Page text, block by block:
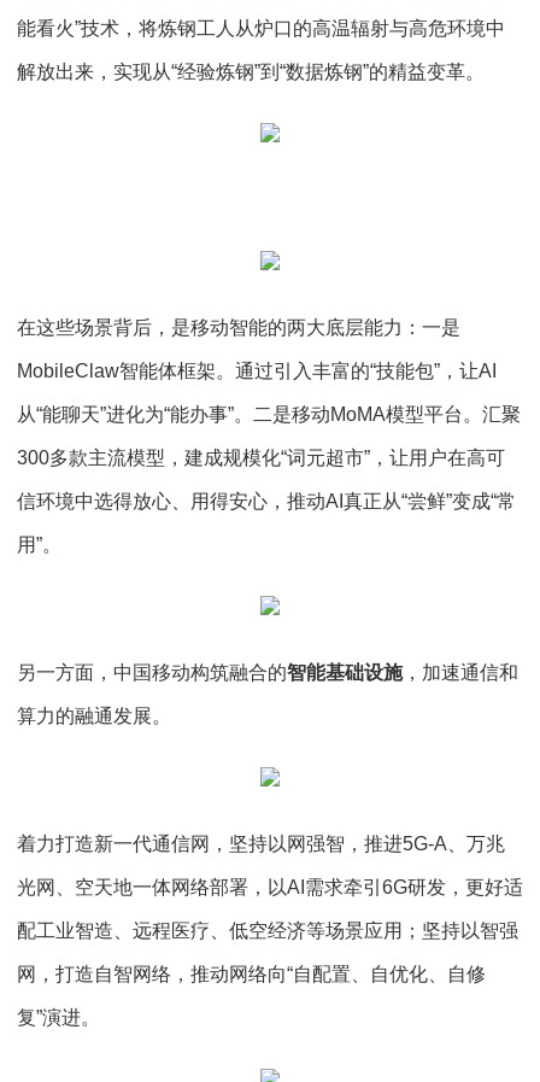
能看火”技术，将炼钢工人从炉口的高温辐射与高危环境中
解放出来，实现从“经验炼钢”到“数据炼钢”的精益变革。
在这些场景背后，是移动智能的两大底层能力：一是
MobileClaw智能体框架。通过引入丰富的“技能包”，让AI
从“能聊天”进化为“能办事”。二是移动MoMA模型平台。汇聚
300多款主流模型，建成规模化“词元超市”，让用户在高可
信环境中选得放心、用得安心，推动AI真正从“尝鲜”变成“常
用”。
另一方面，中国移动构筑融合的智能基础设施，加速通信和
算力的融通发展。
着力打造新一代通信网，坚持以网强智，推进5G-A、万兆
光网、空天地一体网络部署，以AI需求牵引6G研发，更好适
配工业智造、远程医疗、低空经济等场景应用；坚持以智强
网，打造自智网络，推动网络向“自配置、自优化、自修
复”演进。